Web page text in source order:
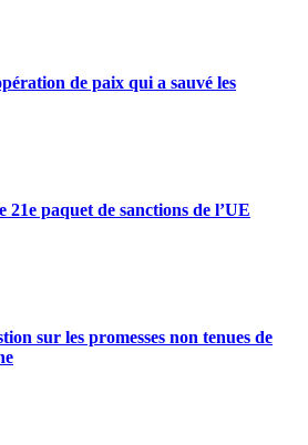
de paix qui a sauvé les
21e paquet de sanctions de l’UE
sur les promesses non tenues de